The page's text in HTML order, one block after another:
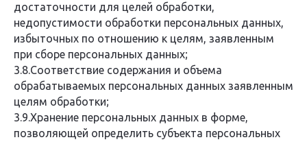
достаточности для целей обработки,
недопустимости обработки персональных данных,
избыточных по отношению к целям, заявленным
при сборе персональных данных;
3.8.Соответствие содержания и объема
обрабатываемых персональных данных заявленным
целям обработки;
3.9.Хранение персональных данных в форме,
позволяющей определить субъекта персональных